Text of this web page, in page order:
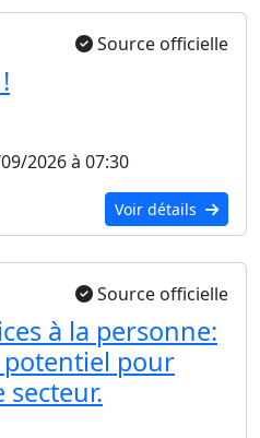
Source officielle
2026 à 07:30
Voir détails
Source officielle
à la personne:
pour